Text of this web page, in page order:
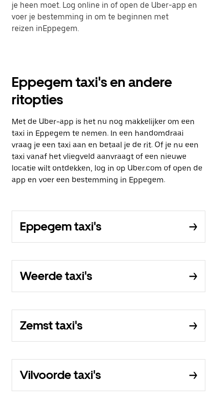
je heen moet. Log online in of open de Uber-app en
voer je bestemming in om te beginnen met
reizen inEppegem.
Eppegem taxi's en andere
ritopties
Met de Uber-app is het nu nog makkelijker om een
taxi in Eppegem te nemen. In een handomdraai
vraag je een taxi aan en betaal je de rit. Of je nu een
taxi vanaf het vliegveld aanvraagt of een nieuwe
locatie wilt ontdekken, log in op Uber.com of open de
app en voer een bestemming in Eppegem.
Eppegem taxi's
Weerde taxi's
Zemst taxi's
Vilvoorde taxi's